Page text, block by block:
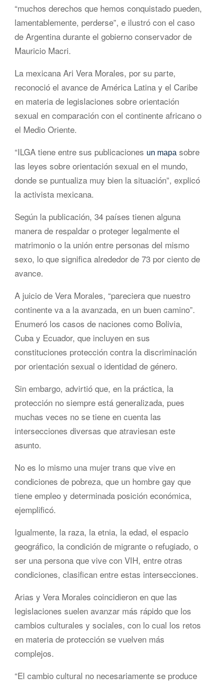
“muchos derechos que hemos conquistado pueden,
lamentablemente, perderse”, e ilustró con el caso
de Argentina durante el gobierno conservador de
Mauricio Macri.
La mexicana Ari Vera Morales, por su parte,
reconoció el avance de América Latina y el Caribe
en materia de legislaciones sobre orientación
sexual en comparación con el continente africano o
el Medio Oriente.
“ILGA tiene entre sus publicaciones un mapa sobre
las leyes sobre orientación sexual en el mundo,
donde se puntualiza muy bien la situación”, explicó
la activista mexicana.
Según la publicación, 34 países tienen alguna
manera de respaldar o proteger legalmente el
matrimonio o la unión entre personas del mismo
sexo, lo que significa alrededor de 73 por ciento de
avance.
A juicio de Vera Morales, “pareciera que nuestro
continente va a la avanzada, en un buen camino”.
Enumeró los casos de naciones como Bolivia,
Cuba y Ecuador, que incluyen en sus
constituciones protección contra la discriminación
por orientación sexual o identidad de género.
Sin embargo, advirtió que, en la práctica, la
protección no siempre está generalizada, pues
muchas veces no se tiene en cuenta las
intersecciones diversas que atraviesan este
asunto.
No es lo mismo una mujer trans que vive en
condiciones de pobreza, que un hombre gay que
tiene empleo y determinada posición económica,
ejemplificó.
Igualmente, la raza, la etnia, la edad, el espacio
geográfico, la condición de migrante o refugiado, o
ser una persona que vive con VIH, entre otras
condiciones, clasifican entre estas intersecciones.
Arias y Vera Morales coincidieron en que las
legislaciones suelen avanzar más rápido que los
cambios culturales y sociales, con lo cual los retos
en materia de protección se vuelven más
complejos.
“El cambio cultural no necesariamente se produce